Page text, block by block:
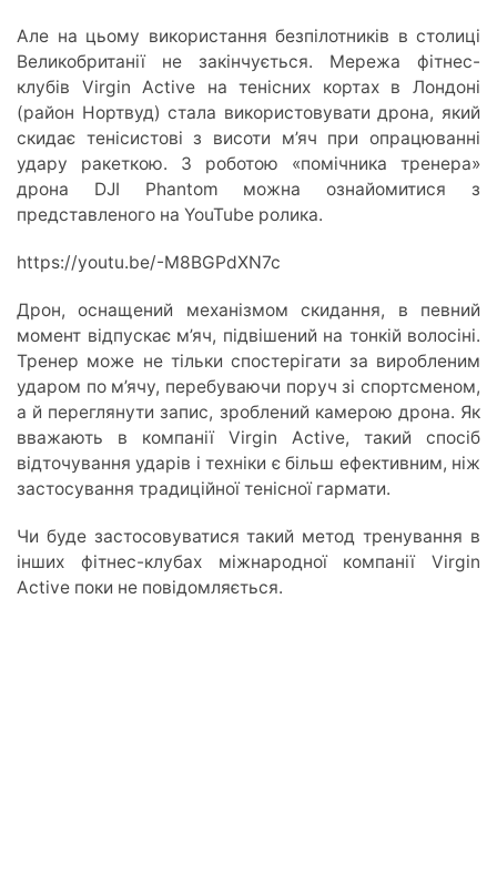
Але на цьому використання безпілотників в столиці
Великобританії не закінчується. Мережа фітнес-
клубів Virgin Active на тенісних кортах в Лондоні
(район Нортвуд) стала використовувати дрона, який
скидає тенісистові з висоти м’яч при опрацюванні
удару ракеткою. З роботою «помічника тренера»
дрона DJI Phantom можна ознайомитися з
представленого на YouTube ролика.
https://youtu.be/-M8BGPdXN7c
Дрон, оснащений механізмом скидання, в певний
момент відпускає м’яч, підвішений на тонкій волосіні.
Тренер може не тільки спостерігати за виробленим
ударом по м’ячу, перебуваючи поруч зі спортсменом,
а й переглянути запис, зроблений камерою дрона. Як
вважають в компанії Virgin Active, такий спосіб
відточування ударів і техніки є більш ефективним, ніж
застосування традиційної тенісної гармати.
Чи буде застосовуватися такий метод тренування в
інших фітнес-клубах міжнародної компанії Virgin
Active поки не повідомляється.